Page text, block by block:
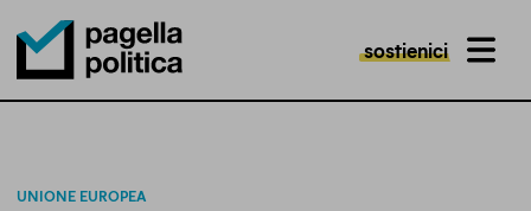
Pagella Politica Logo
sostienici MENU
UNIONE EUROPEA